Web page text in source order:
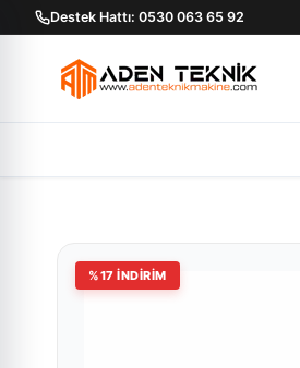
Destek Hattı: 0530 063 65 92
%17 İNDİRİM